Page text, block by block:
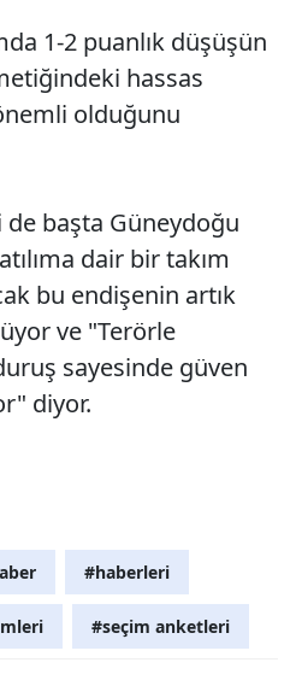
1-2 puanlık düşüşün
hassas
olduğunu
de başta Güneydoğu
dair bir takım
bu endişenin artık
ve "Terörle
sayesinde güven
diyor.
#haberleri
#seçim anketleri